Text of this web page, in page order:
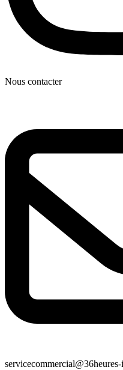
Nous contacter